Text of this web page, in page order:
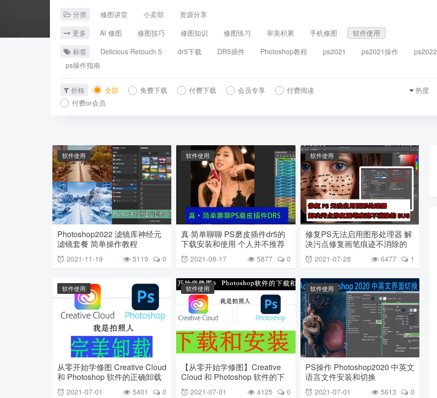
分类 修图讲堂 小卖部
资源分享
更多
AI 修图 修图技巧 修图知识 修图练习 审美积累 手机修图
软件使用
标签
Delicious Retouch 5 dr5下载 DR5插件 Photoshop教程 ps2021 ps2021操作 ps2022
ps操作指南
价格 全部 免费下载 付费下载 会员专享
付费阅读
付费or会员
热度
软件使用
Photoshop2022 滤镜库神经元
滤镜套餐 简单操作教程
2021-11-19 0
5119
软件使用
真·简单聊聊 PS磨皮插件dr5的
下载安装和使用 个人并不推荐
2021-08-17 0
5877
软件使用
修复PS无法启用图形处理器 解
决污点修复画笔痕迹不消除的
BUG2021-07-28 1
6477
软件使用
从零开始学修图 Creative Cloud
和 Photoshop 软件的正确卸载
2021-07-01 0
5401
软件使用
【从零开始学修图】Creative
Cloud 和 Photoshop 软件的下
载和安装
2021-07-01 0
4125
软件使用
PS操作 Photoshop2020 中英文
语言文件安装和切换
2021-07-01 0
5613